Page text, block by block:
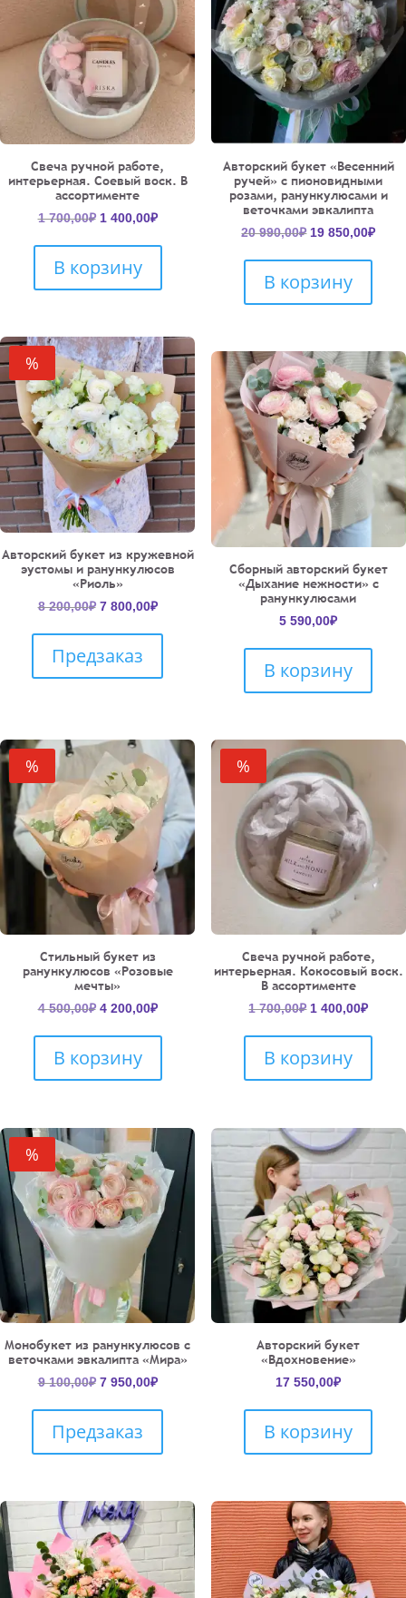
Свеча ручной работе,
интерьерная. Соевый воск. В
ассортименте
1 700,00₽ Первоначальная
1
700,00₽.
1 400,00₽Текущая
В корзину
Авторский букет «Весенний
ручей» с пионовидными
розами, ранункулюсами и
веточками эвкалипта
20 990,00₽
20
990,00₽.
19 850,00₽
В корзину
%
Авторский букет из кружевной
эустомы и ранункулюсов
«Риоль»
8 200,00₽ Первоначальная
составляла
8
200,00₽.
7 800,00₽Текущая
7
Предзаказ
Сборный авторский букет
«Дыхание нежности» с
ранункулюсами
5 590,00₽
В корзину
%
Стильный букет из
ранункулюсов «Розовые
мечты»
4 500,00₽ Первоначальная
4
500,00₽.
4 200,00₽Текущая
В корзину
%
Свеча ручной работе,
интерьерная. Кокосовый воск.
В ассортименте
1 700,00₽
1
700,00₽.
1 400,00₽
В корзину
%
Монобукет из ранункулюсов с
веточками эвкалипта «Мира»
9 100,00₽ Первоначальная
9
100,00₽.
7 950,00₽Текущая
Предзаказ
Авторский букет
«Вдохновение»
17 550,00₽
В корзину